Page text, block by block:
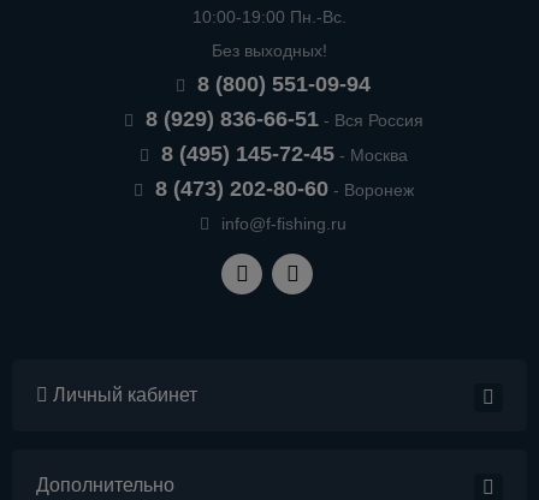
10:00-19:00 Пн.-Вс.
Без выходных!
8 (800) 551-09-94
8 (929) 836-66-51- Вся Россия
8 (495) 145-72-45- Москва
8 (473) 202-80-60- Воронеж
info@f-fishing.ru
Личный кабинет
Дополнительно